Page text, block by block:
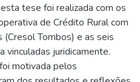
tese foi realizada com os
de Crédito Rural com
(Cresol Tombos) e as seis
vinculadas juridicamente.
motivada pelos